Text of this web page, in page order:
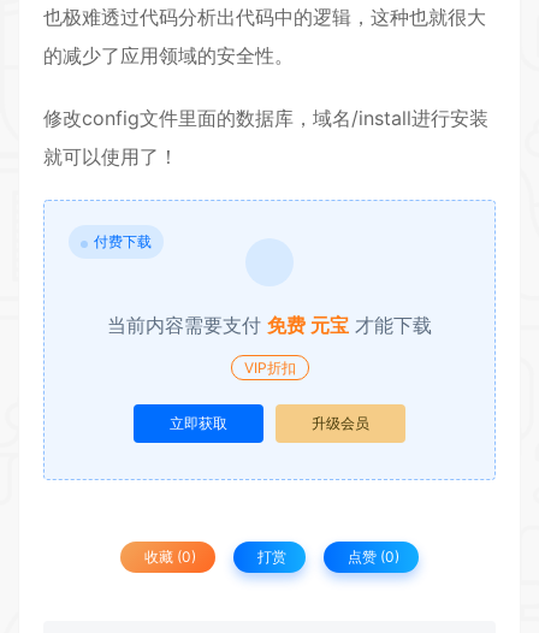
也极难透过代码分析出代码中的逻辑，这种也就很大
的减少了应用领域的安全性。
修改config文件里面的数据库，域名/install进行安装
就可以使用了！
付费下载
当前内容需要支付 免费 元宝 才能下载
VIP折扣
立即获取 升级会员
收藏 (0) 打赏 点赞 (0)